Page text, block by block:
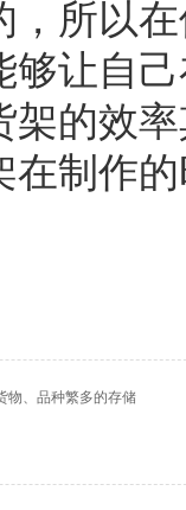
，所以
够让自
架的效
在制作
物、品种繁多的存储